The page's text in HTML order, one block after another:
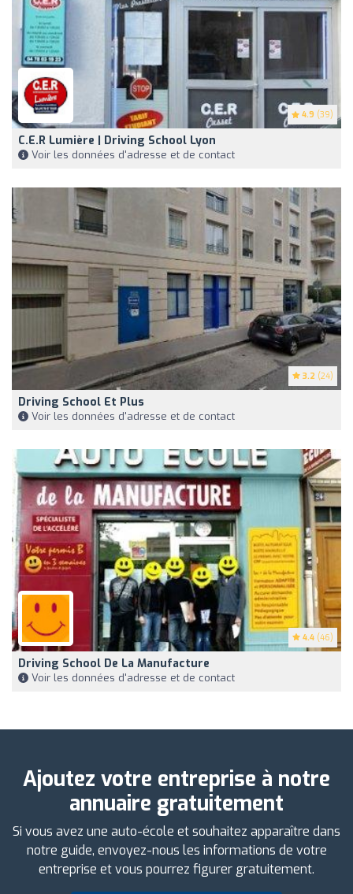
4.9 (39)
C.e.r Lumière | Driving School Lyon
Voir les données d'adresse et de contact
3.2 (24)
Driving School Et Plus
Voir les données d'adresse et de contact
4.4 (46)
Driving School De La Manufacture
Voir les données d'adresse et de contact
Ajoutez votre entreprise à notre
annuaire gratuitement
Si vous avez une auto-école et souhaitez apparaître dans
notre guide, envoyez-nous les informations de votre
entreprise et vous pourrez figurer gratuitement.